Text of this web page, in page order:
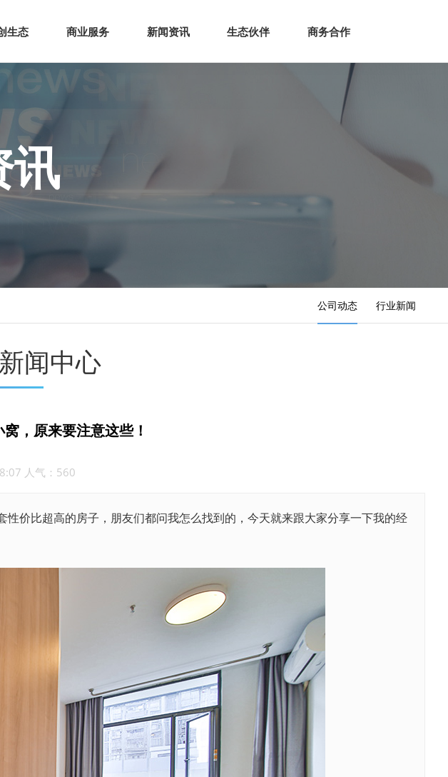
首页 走进青创 青创生态 商业服务 新闻资讯 生态伙伴
生态 商业服务 新闻资讯 生态伙伴 商务合作
讯
公司动态 行业新闻
闻中心
，原来要注意这些！
人气：560
性价比超高的房子，朋友们都问我怎么找到的，今天就来跟大家分享一下我的经